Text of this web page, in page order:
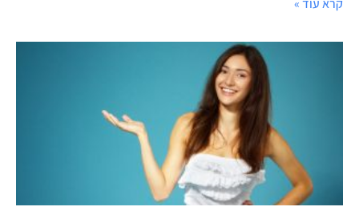
קרא עוד »